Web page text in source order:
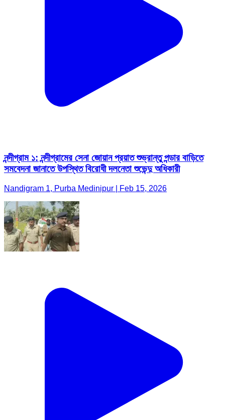
নন্দীগ্রাম ১: নন্দীগ্রামের সেনা জোয়ান প্রয়াত শুভ্রান্তু পন্ডার বাড়িতে
সমবেদনা জানাতে উপস্থিত বিরোধী দলনেতা শুভেন্দু অধিকারী
Nandigram 1, Purba Medinipur | Feb 15, 2026